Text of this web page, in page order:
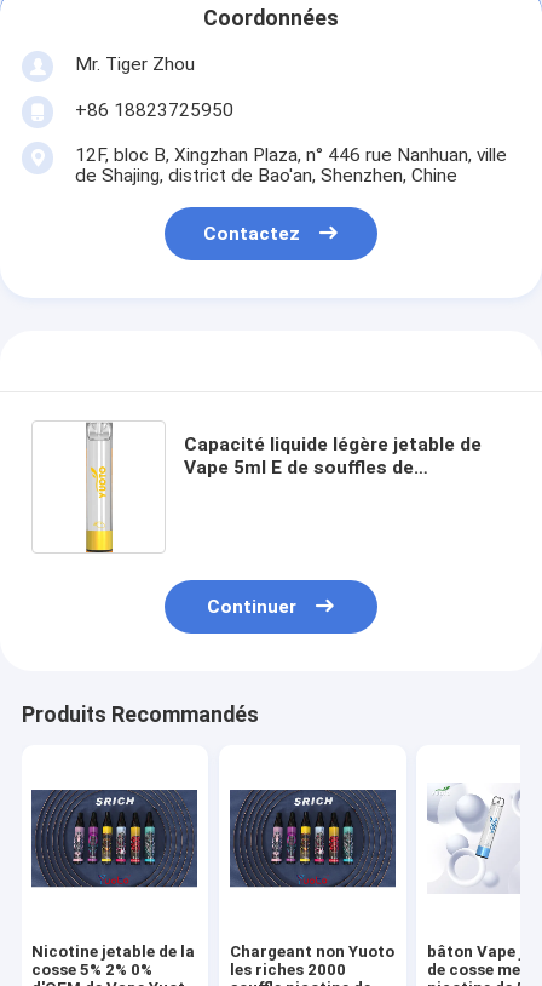
Coordonnées
Mr. Tiger Zhou
+86 18823725950
12F, bloc B, Xingzhan Plaza, n° 446 rue Nanhuan, ville
de Shajing, district de Bao'an, Shenzhen, Chine
Contactez
Capacité liquide légère jetable de
Vape 5ml E de souffles de
Continuer
Produits Recommandés
Nicotine jetable de la
cosse 5% 2% 0%
Chargeant non Yuoto
les riches 2000
bâton Vape
de cosse